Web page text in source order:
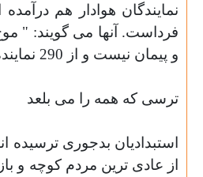
نمايندگان هوادار هم
فرداست. آنها می گويند: "
و پيمان نيست و از 290 نماينده مجلس 120 نفر حاضر به امضای نامه تشکر نمی شوند
ترسی که همه را می بلعد
استبداديان بدجوری ترسيده
از عادی ترين مردم کوچه و